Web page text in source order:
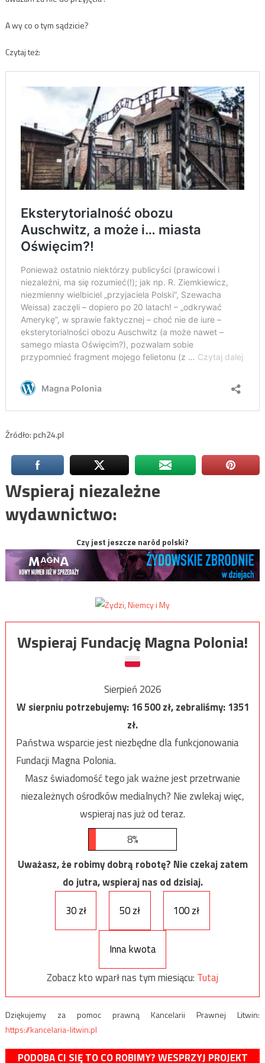
A wy co o tym sądzicie?
Czytaj też:
Źródło: pch24.pl
Wspieraj niezależne
wydawnictwo:
Czy jest jeszcze naród polski?
Wspieraj Fundację Magna Polonia!
Sierpień 2026
W sierpniu potrzebujemy:16 500zł, zebraliśmy:1351
zł.
Państwa wsparcie jest niezbędne dla funkcjonowania
Fundacji Magna Polonia.
Masz świadomość tego jak ważne jest przetrwanie
niezależnych ośrodków medialnych? Nie zwlekaj więc,
wspieraj nas już od teraz.
8%
Uważasz, że robimy dobrą robotę? Nie czekaj zatem
do jutra, wspieraj nas od dzisiaj.
30 zł
50 zł 100 zł
Inna kwota
Zobacz kto wparł nas tym miesiącu: Tutaj
Dziękujemy za pomoc prawną Kancelarii Prawnej Litwin:
https://kancelaria-litwin.pl
PODOBA CI SIĘ TO CO ROBIMY? WESPRZYJ PROJEKT